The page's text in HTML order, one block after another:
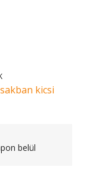
kicsi
belül